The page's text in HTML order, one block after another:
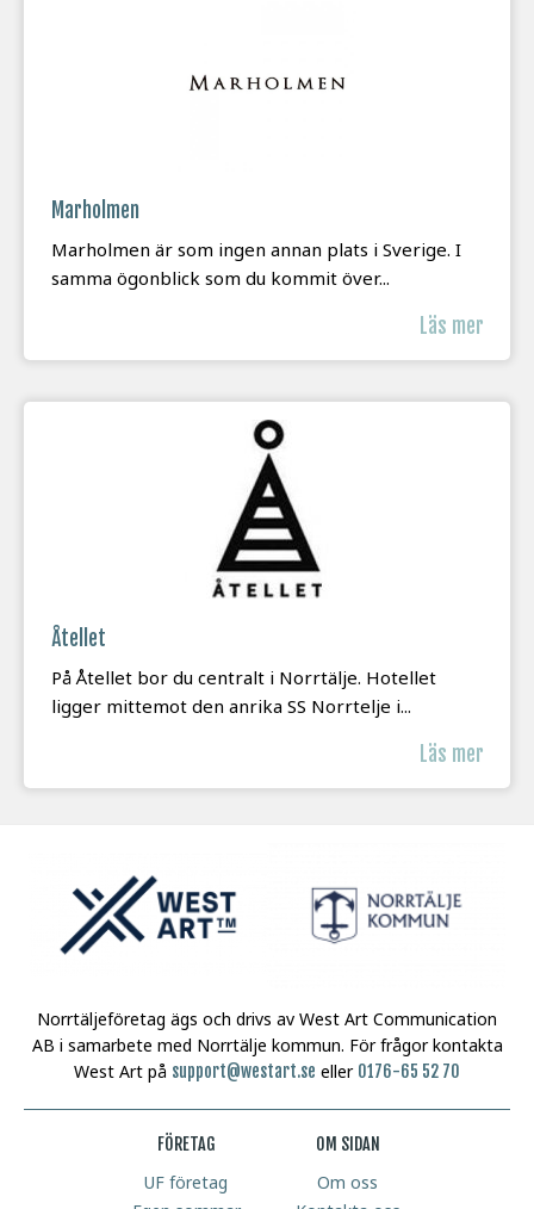
Marholmen
Marholmen är som ingen annan plats i Sverige. I
samma ögonblick som du kommit över...
Läs mer
Åtellet
På Åtellet bor du centralt i Norrtälje. Hotellet
ligger mittemot den anrika SS Norrtelje i...
Läs mer
Norrtäljeföretag ägs och drivs av West Art Communication
AB i samarbete med Norrtälje kommun. För frågor kontakta
West Art på support@westart.se eller 0176-65 52 70
FÖRETAG
UF företag
OM SIDAN
Om oss